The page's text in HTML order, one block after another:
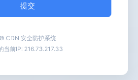
提交
© CDN 安全防护系统
当前IP: 216.73.217.33